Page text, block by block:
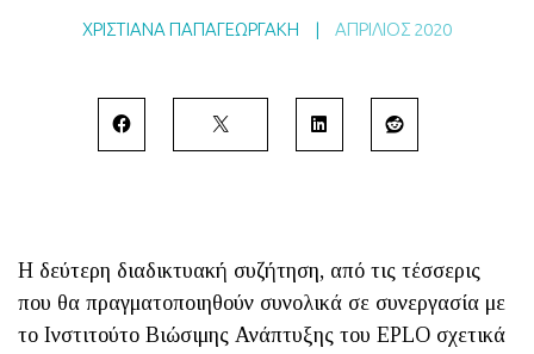
ΧΡΙΣΤΙΑΝΑ ΠΑΠΑΓΕΩΡΓΑΚΗ | ΑΠΡΊΛΙΟΣ 2020
Η δεύτερη διαδικτυακή συζήτηση, από τις τέσσερις
που θα πραγματοποιηθούν συνολικά σε συνεργασία με
το Ινστιτούτο Βιώσιμης Ανάπτυξης του EPLO σχετικά